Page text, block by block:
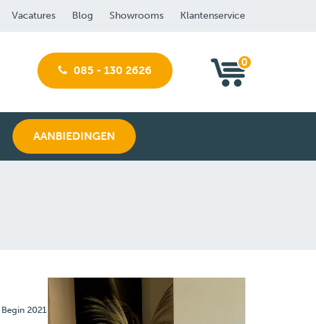
Vacatures Blog Showrooms Klantenservice
085 - 130 2626
0
AANBIEDINGEN
2021